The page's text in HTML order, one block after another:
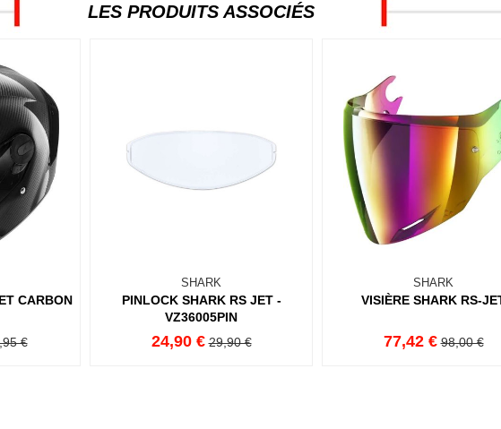
LES PRODUITS ASSOCIÉS
CARBON
€
SHARK
PINLOCK SHARK RS JET -
VZ36005PIN
24,90 € 29,90 €
SHARK
VISIÈRE SHARK RS-
77,42 € 98,00 €